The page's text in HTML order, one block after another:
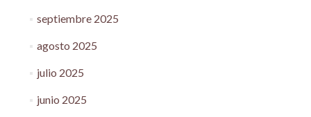
septiembre 2025
agosto 2025
julio 2025
junio 2025